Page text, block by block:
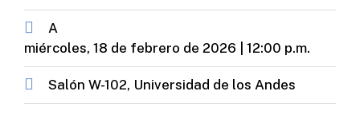
A
miércoles, 18 de febrero de 2026 | 12:00 p.m.
Salón W-102, Universidad de los Andes